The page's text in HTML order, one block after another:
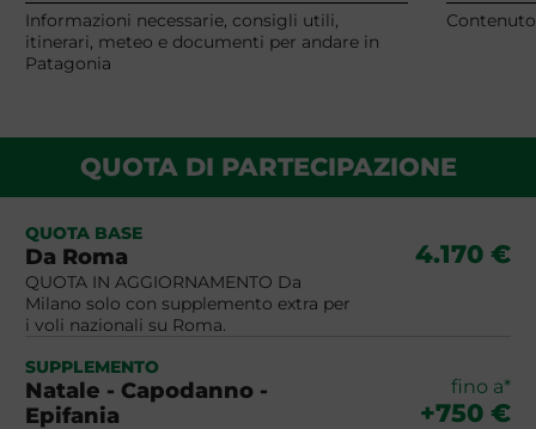
Informazioni necessarie, consigli utili,
itinerari, meteo e documenti per andare in
Patagonia
QUOTA DI PARTECIPAZIONE
QUOTA BASE
Da Roma
QUOTA IN AGGIORNAMENTO Da
Milano solo con supplemento extra per
i voli nazionali su Roma.
4.170 €
SUPPLEMENTO
Natale - Capodanno -
Epifania
fino a*
+750 €